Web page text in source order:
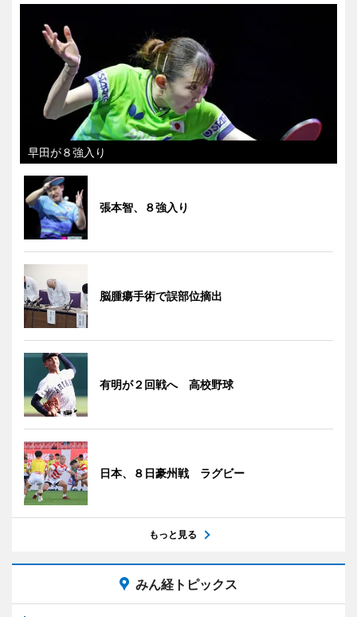
早田が８強入り
張本智、８強入り
脳腫瘍手術で誤部位摘出
有明が２回戦へ 高校野球
日本、８日豪州戦 ラグビー
もっと見る
みん経トピックス